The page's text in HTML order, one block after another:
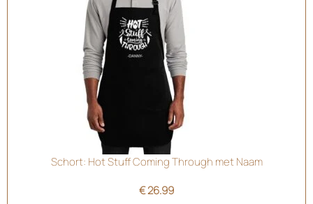
Schort: Hot Stuff Coming Through met Naam
€26.99